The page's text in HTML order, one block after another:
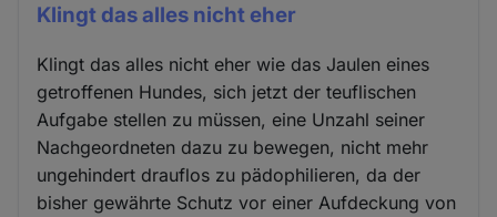
Klingt das alles nicht eher
Klingt das alles nicht eher wie das Jaulen eines
getroffenen Hundes, sich jetzt der teuflischen
Aufgabe stellen zu müssen, eine Unzahl seiner
Nachgeordneten dazu zu bewegen, nicht mehr
ungehindert drauflos zu pädophilieren, da der
bisher gewährte Schutz vor einer Aufdeckung von